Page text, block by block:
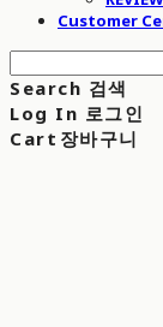
Customer
Search 검색
Log In 로그인
Cart 장바구니